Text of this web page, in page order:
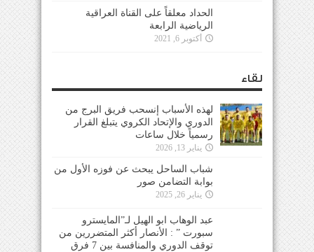
الحداد معلقاً على القناة العراقية
الرياضية الرابعة
أكتوبر 6, 2021
لقاء
لهذه الأسباب إنسحب فريق البرج من
الدوري والإتحاد الكروي يتبلغ القرار
رسمياً خلال ساعات
يناير 13, 2026
شباب الساحل يبحث عن فوزه الأول من
بوابة التضامن صور
يناير 26, 2025
عبد الوهاب ابو الهيل لـ”المايسترو
سبورت ” : الأنصار أكثر المتضررين من
توقف الدوري والمنافسة بين 7 فرق